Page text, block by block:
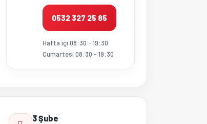
0532 327 25 85
Hafta içi 08:30 - 19:30
Cumartesi 08:30 - 19:30
3 Şube